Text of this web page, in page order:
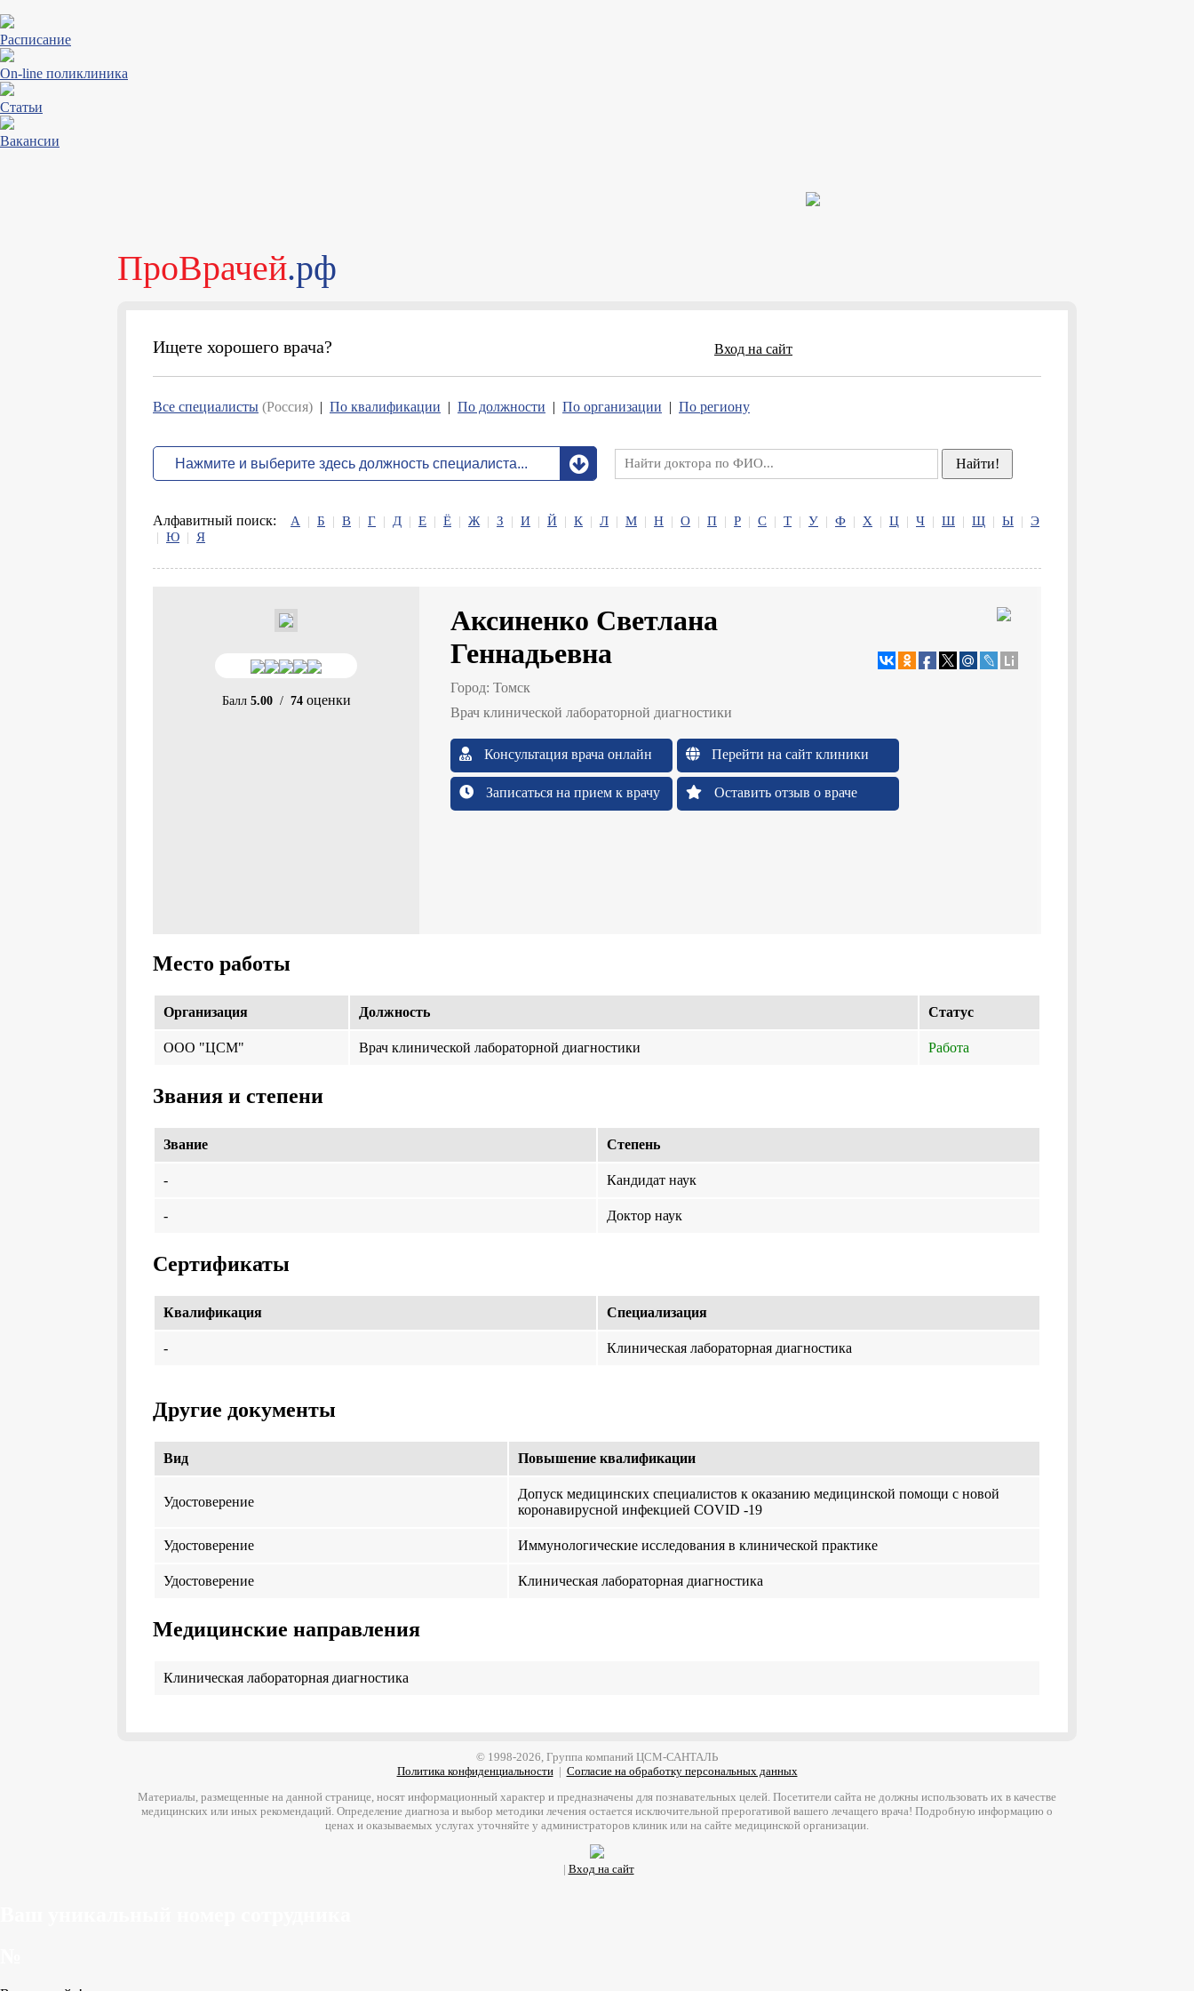
Расписание
On-line поликлиника
Статьи
Вакансии
ПроВрачей.рф
Ищете хорошего врача? Вход на сайт
Все специалисты (Россия) | По квалификации | По должности | По организации | По региону
Алфавитный поиск: А | Б | В | Г | Д | Е | Ё | Ж | З | И | Й | К | Л | М | Н | О | П | Р | С | Т | У | Ф | Х | Ц | Ч | Ш | Щ | Ы | Э
| Ю | Я
Балл 5.00/ 74 оценки
Аксиненко Светлана
Геннадьевна
Город: Томск
Врач клинической лабораторной диагностики
Консультация врача онлайн
Записаться на прием к врачу
Перейти на сайт клиники
Оставить отзыв о враче
Место работы
Организация Должность Cтатус
ООО "ЦСМ" Врач клинической лабораторной диагностики Работа
Звания и степени
Звание Степень
- Кандидат наук
- Доктор наук
Сертификаты
Квалификация Специализация
- Клиническая лабораторная диагностика
Другие документы
Вид Повышение квалификации
Удостоверение
Допуск медицинских специалистов к оказанию медицинской помощи с новой
коронавирусной инфекцией COVID -19
Удостоверение Иммунологические исследования в клинической практике
Удостоверение Клиническая лабораторная диагностика
Медицинские направления
Клиническая лабораторная диагностика
© 1998-2026, Группа компаний ЦСМ-САНТАЛЬ
Политика конфиденциальности| Согласие на обработку персональных данных
Материалы, размещенные на данной странице, носят информационный характер и предназначены для познавательных целей. Посетители сайта не должны использовать их в качестве
медицинских или иных рекомендаций. Определение диагноза и выбор методики лечения остается исключительной прерогативой вашего лечащего врача! Подробную информацию о
ценах и оказываемых услугах уточняйте у администраторов клиник или на сайте медицинской организации.
| Вход на сайт